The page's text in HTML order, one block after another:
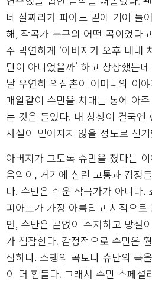
네 살짜리가 피아노 밑에 기어 들
해, 작곡가 누구의 어떤 곡이었다
주 막연하게 ‘아버지가 오후 내내
만이 아니었을까’ 하고 상상했는
날 우연히 외삼촌이 어머니와 이
매일같이 슈만을 쳐대는 통에 아
는 것을 들었다. 내 상상이 결국엔
사실이 믿어지지 않을 정도로 신
아버지가 그토록 슈만을 쳤다는
음악이, 거기에 실린 고통과 감정
다. 슈만은 쉬운 작곡가가 아니다.
피아노가 가장 아름답고 시적으
면, 슈만은 끝없이 주저하고 망설
가 침잠한다. 감정적으로 슈만은
잡하다. 쇼팽의 곡보다 슈만의 곡
이 더 힘들다. 그래서 슈만 스페셜